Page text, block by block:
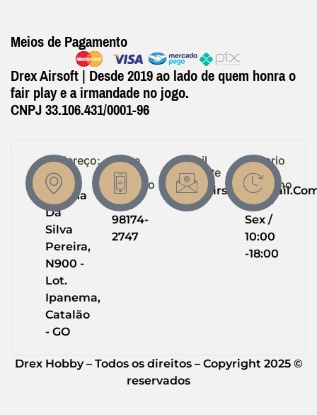
Meios de Pagamento
Drex Airsoft | Desde 2019 ao lado de quem honra o
fair play e a irmandade no jogo.
CNPJ 33.106.431/0001-96
Endereço:
R.
Helena
Da
Silva
Pereira,
N900 -
Lot.
Ipanema,
Catalão
- GO
Entre
em
Contato
(64)
98174-
2747
Email
Suporte
Horario
de
Trabalho
Seg -
Sex /
10:00
-18:00
Drex Hobby – Todos os direitos – Copyright 2025 ©
reservados